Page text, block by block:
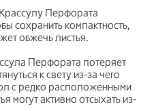
Перфората
сохранить компактность,
обжечь листья.
Перфората потеряет
к свету из-за чего
с редко расположенными
могут активно отсыхать из-